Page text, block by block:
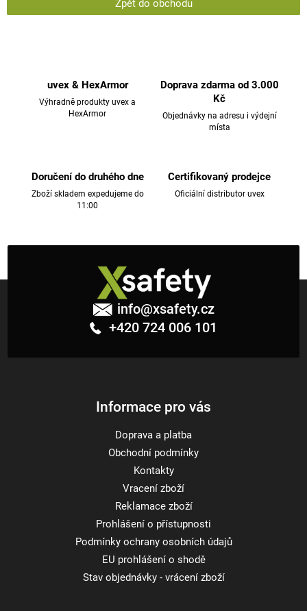
Zpět do obchodu
uvex & HexArmor
Výhradně produkty uvex a
HexArmor
Doprava zdarma od 3.000
Kč
Objednávky na adresu i výdejní
místa
Doručení do druhého dne
Zboží skladem expedujeme do
11:00
Certifikovaný prodejce
Oficiální distributor uvex
info@xsafety.cz
+420 724 006 101
Informace pro vás
Doprava a platba
Obchodní podmínky
Kontakty
Vracení zboží
Reklamace zboží
Prohlášení o přístupnosti
Podmínky ochrany osobních údajů
EU prohlášení o shodě
Stav objednávky - vrácení zboží